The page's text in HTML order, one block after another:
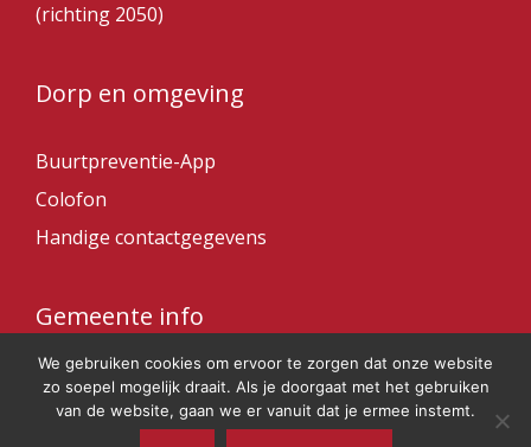
(richting 2050)
Dorp en omgeving
Buurtpreventie-App
Colofon
Handige contactgegevens
Gemeente info
Gemeente Veendam
We gebruiken cookies om ervoor te zorgen dat onze website
zo soepel mogelijk draait. Als je doorgaat met het gebruiken
van de website, gaan we er vanuit dat je ermee instemt.